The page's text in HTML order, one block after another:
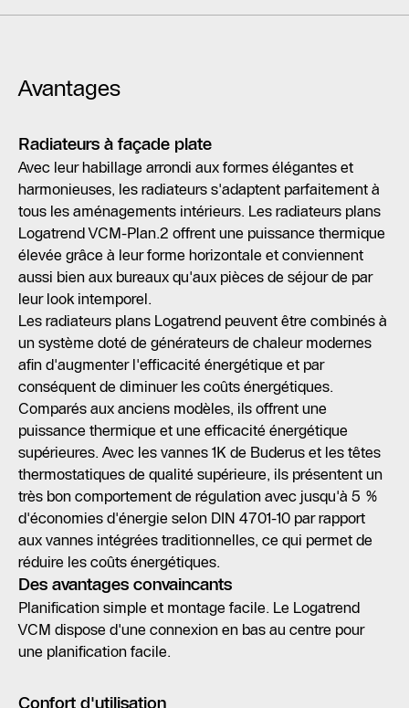
Avantages
Radiateurs à façade plate
Avec leur habillage arrondi aux formes élégantes et
harmonieuses, les radiateurs s'adaptent parfaitement à
tous les aménagements intérieurs. Les radiateurs plans
Logatrend VCM-Plan.2 offrent une puissance thermique
élevée grâce à leur forme horizontale et conviennent
aussi bien aux bureaux qu'aux pièces de séjour de par
leur look intemporel.
Les radiateurs plans Logatrend peuvent être combinés à
un système doté de générateurs de chaleur modernes
afin d'augmenter l'efficacité énergétique et par
conséquent de diminuer les coûts énergétiques.
Comparés aux anciens modèles, ils offrent une
puissance thermique et une efficacité énergétique
supérieures. Avec les vannes 1K de Buderus et les têtes
thermostatiques de qualité supérieure, ils présentent un
très bon comportement de régulation avec jusqu'à 5 %
d'économies d'énergie selon DIN 4701-10 par rapport
aux vannes intégrées traditionnelles, ce qui permet de
réduire les coûts énergétiques.
Des avantages convaincants
Planification simple et montage facile. Le Logatrend
VCM dispose d'une connexion en bas au centre pour
une planification facile.
Confort d'utilisation